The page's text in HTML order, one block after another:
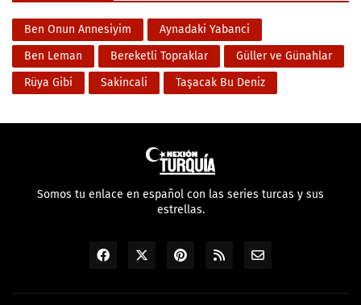
Ben Onun Annesiyim
Aynadaki Yabanci
Ben Leman
Bereketli Topraklar
Güller ve Günahlar
Rüya Gibi
Sakincali Taşacak Bu Deniz
Somos tu enlace en español con las series turcas y sus
estrellas.